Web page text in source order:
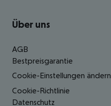
Footer navigation
Über uns
AGB
Bestpreisgarantie
Cookie-Einstellungen ändern
Cookie-Richtlinie
Datenschutz